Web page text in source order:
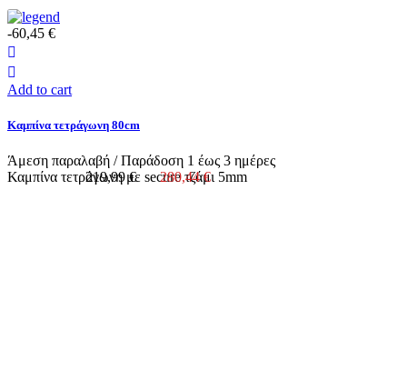
-60,45 €
Add to cart
Καμπίνα τετράγωνη 80cm
Άμεση παραλαβή / Παράδoση 1 έως 3 ημέρες
219,99 €
280,44 €
Καμπίνα τετράγωνη με secure τζάμι 5mm